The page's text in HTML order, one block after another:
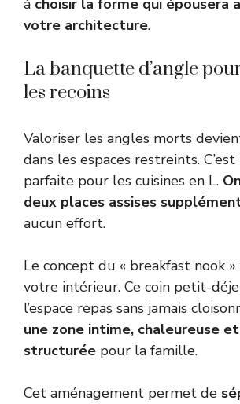
à choisir la forme qui épousera
votre architecture.
La banquette d’angle
les recoins
Valoriser les angles morts
dans les espaces restreints.
parfaite pour les cuisines en L.
deux places assises
aucun effort.
Le concept du « breakfast nook
votre intérieur. Ce coin petit-
l’espace repas sans jamais
une zone intime, chaleureuse
structurée pour la famille.
Cet aménagement permet de